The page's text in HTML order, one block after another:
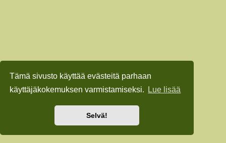
Tämä sivusto käyttää evästeitä parhaan
käyttäjäkokemuksen varmistamiseksi.
Lue lisää
Selvä!